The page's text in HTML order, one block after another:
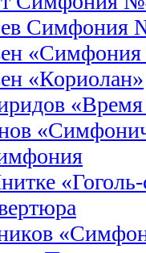
Симфония
«Кориолан»